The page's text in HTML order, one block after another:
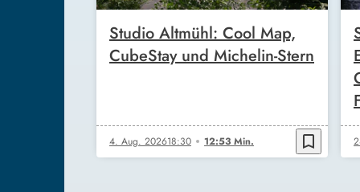
Studio Altmühl: Cool Map,
CubeStay und Michelin-Stern
4. Aug. 202618:30 12:53 Min. bookmark_border